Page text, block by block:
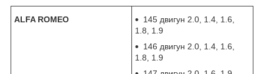
ALFA ROMEO
145 двигун 2.0, 1.4, 1.6,
1.8, 1.9
146 двигун 2.0, 1.4, 1.6,
1.8, 1.9